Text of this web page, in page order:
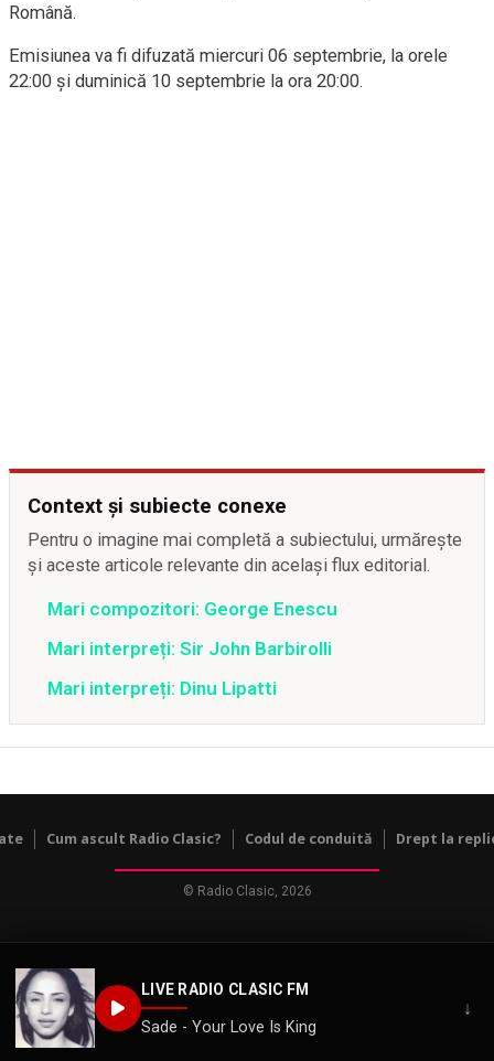
LIVE RADIO CLASIC FM
Sade - Your Love Is King
↓
Română.
Emisiunea va fi difuzată miercuri 06 septembrie, la orele
22:00 și duminică 10 septembrie la ora 20:00.
Context și subiecte conexe
Pentru o imagine mai completă a subiectului, urmărește
și aceste articole relevante din același flux editorial.
Mari compozitori: George Enescu
Mari interpreți: Sir John Barbirolli
Mari interpreți: Dinu Lipatti
Cum ascult Radio Clasic? Codul de conduită Drept la
© Radio Clasic, 2026